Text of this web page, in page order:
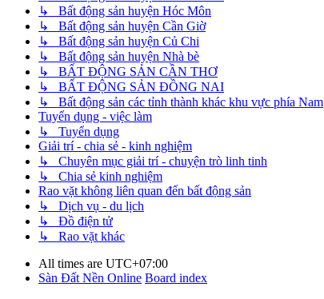
↳ Bất động sản huyện Hóc Môn
↳ Bất động sản huyện Cần Giờ
↳ Bất động sản huyện Củ Chi
↳ Bất động sản huyện Nhà bè
↳ BẤT ĐỘNG SẢN CẦN THƠ
↳ BẤT ĐỘNG SẢN ĐỒNG NAI
↳ Bất động sản các tỉnh thành khác khu vực phía Nam
Tuyển dụng - việc làm
↳ Tuyển dụng
Giải trí - chia sẻ - kinh nghiệm
↳ Chuyên mục giải trí - chuyện trò linh tinh
↳ Chia sẻ kinh nghiệm
Rao vặt không liên quan đến bất động sản
↳ Dịch vụ - du lịch
↳ Đồ điện tử
↳ Rao vặt khác
All times are UTC+07:00
Sàn Đất Nền Online Board index